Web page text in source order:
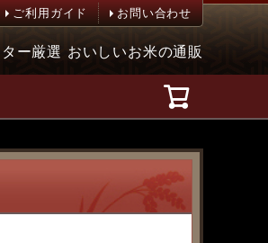
ご利用ガイド お問い合わせ
ー厳選 おいしいお米の通販